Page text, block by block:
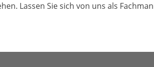
Lassen Sie sich von uns als